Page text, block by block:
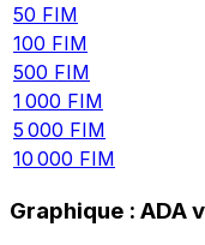
50 FIM
100 FIM
500 FIM
1 000 FIM
5 000 FIM
10 000 FIM
Graphique : ADA